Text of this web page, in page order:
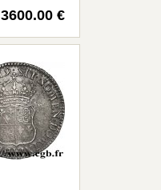
3600.00 €